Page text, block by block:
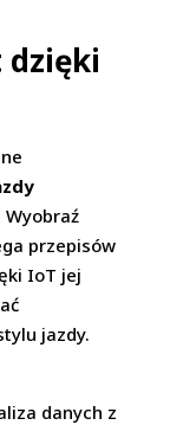
dzięki
Wyobraź
przepisów
IoT jej
jazdy.
danych z